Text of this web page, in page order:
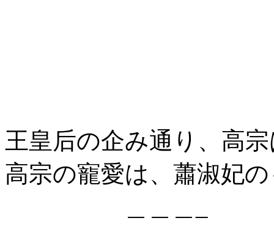
王皇后の企み通り、高
高宗の寵愛は、蕭淑妃